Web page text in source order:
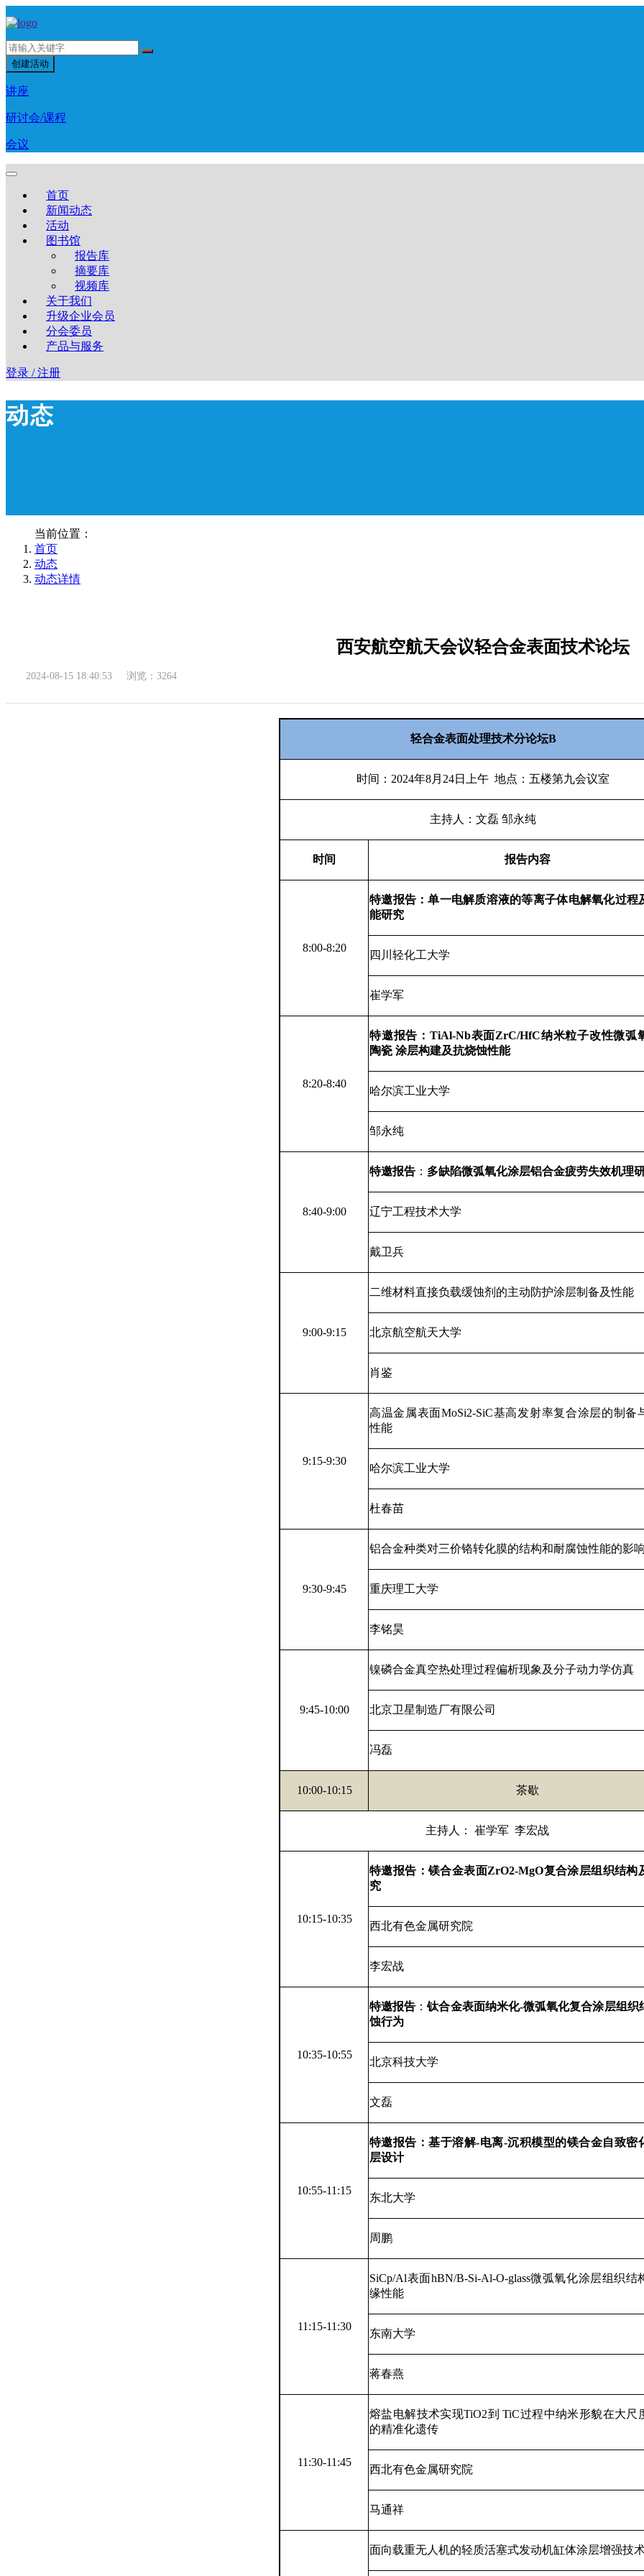
创建活动
讲座
研讨会/课程
会议
首页
新闻动态
活动
图书馆
报告库
摘要库
视频库
关于我们
升级企业会员
分会委员
产品与服务
登录 / 注册
动态
当前位置：
首页
动态
动态详情
西安航空航天会议轻合金表面技术论坛
2024-08-15 18:40:53 浏览：3264
轻合金表面处理技术分论坛B
时间：2024年8月24日上午 地点：五楼第九会议室
主持人：文磊 邹永纯
时间 报告内容
8:00-8:20
特邀报告：单一电解质溶液的等离子体电解氧化过程
能研究
四川轻化工大学
崔学军
8:20-8:40
特邀报告： TiAl-Nb表面ZrC/HfC纳米粒子改性微弧
陶瓷 涂层构建及抗烧蚀性能
哈尔滨工业大学
邹永纯
8:40-9:00
特邀报告 ： 多缺陷微弧氧化涂层铝合金疲劳失效机理
辽宁工程技术大学
戴卫兵
9:00-9:15
二维材料直接负载缓蚀剂的主动防护涂层制备及性能
北京航空航天大学
肖鉴
9:15-9:30
高温金属表面MoSi2-SiC基高发射率复合涂层的制备
性能
哈尔滨工业大学
杜春苗
9:30-9:45
铝合金种类对三价铬转化膜的结构和耐腐蚀性能的影
重庆理工大学
李铭昊
9:45-10:00
镍磷合金真空热处理过程偏析现象及分子动力学仿真
北京卫星制造厂有限公司
冯磊
10:00-10:15 茶歇
主持人： 崔学军 李宏战
10:15-10:35
特邀报告：镁合金表面ZrO2-MgO复合涂层组织结构
究
西北有色金属研究院
李宏战
10:35-10:55
特邀报告 ：钛合金表面纳米化-微弧氧化复合涂层组织
蚀行为
北京科技大学
文磊
10:55-11:15
特邀报告：基于溶解-电离-沉积模型的镁合金自致密
层设计
东北大学
周鹏
11:15-11:30
SiCp/Al表面hBN/B-Si-Al-O-glass微弧氧化涂层组织结
缘性能
东南大学
蒋春燕
11:30-11:45
熔盐电解技术实现TiO2到 TiC过程中纳米形貌在大尺
的精准化遗传
西北有色金属研究院
马通祥
面向载重无人机的轻质活塞式发动机缸体涂层增强技